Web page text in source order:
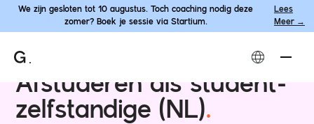
We zijn gesloten tot 10 augustus. Toch coaching nodig deze
zomer? Boek je sessie via Startium.
Lees
Meer →
Afstuderen als student-
zelfstandige (NL).